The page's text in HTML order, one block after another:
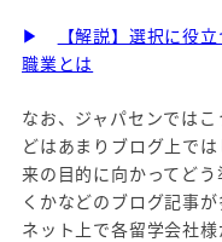
▶
【解説】選択に役
職業とは
なお、ジャパセンでは
どはあまりブログ上で
来の目的に向かってど
くかなどのブログ記事
ネット上で各留学会社